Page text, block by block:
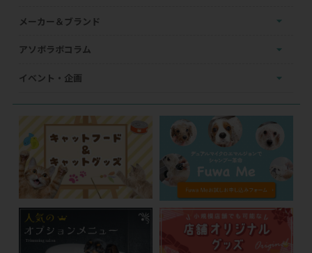
メーカー＆ブランド
アソボラボコラム
イベント・企画